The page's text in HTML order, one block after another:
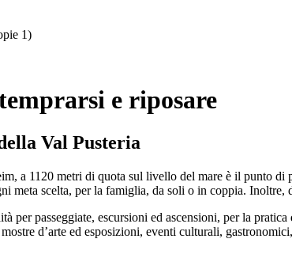
1)
e riposare
Val Pusteria
a 1120 metri di quota sul livello del mare è il punto
meta scelta, per la famiglia, da soli o in coppia.
per passeggiate, escursioni ed ascensioni, per la
d’arte ed esposizioni, eventi culturali,